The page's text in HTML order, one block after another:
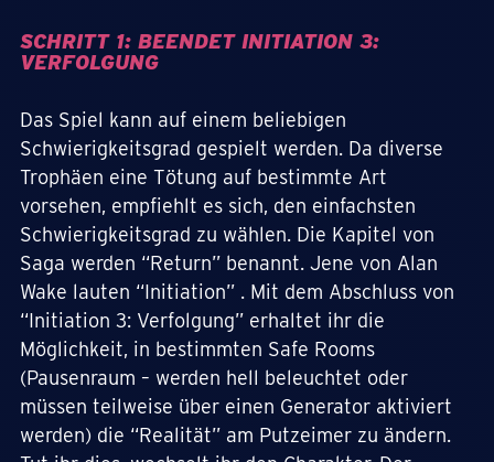
SCHRITT 1: BEENDET INITIATION 3:
VERFOLGUNG
Das Spiel kann auf einem beliebigen
Schwierigkeitsgrad gespielt werden. Da diverse
Trophäen eine Tötung auf bestimmte Art
vorsehen, empfiehlt es sich, den einfachsten
Schwierigkeitsgrad zu wählen. Die Kapitel von
Saga werden “Return” benannt. Jene von Alan
Wake lauten “Initiation” . Mit dem Abschluss von
“Initiation 3: Verfolgung” erhaltet ihr die
Möglichkeit, in bestimmten Safe Rooms
(Pausenraum – werden hell beleuchtet oder
müssen teilweise über einen Generator aktiviert
werden) die “Realität” am Putzeimer zu ändern.